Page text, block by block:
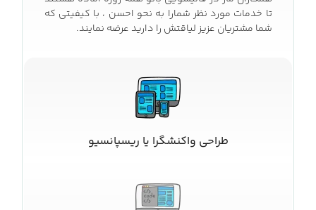
تا خدمات مورد نظر شمارا به نحو احسن ، با کیفیتی که
شما مشتریان عزیز لیاقتش را دارید عرضه نمایند.
طراحی واکنشگرا یا ریسپانسیو